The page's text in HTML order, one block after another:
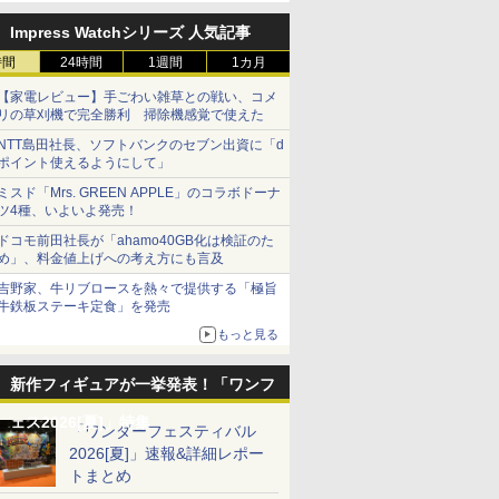
Impress Watchシリーズ 人気記事
24時間 1週間 1カ月
家電レビュー】手ごわい雑草との戦い、コメ
の草刈機で完全勝利 掃除機感覚で使えた
島田社長、ソフトバンクのセブン出資に「d
イント使えるようにして」
スド「Mrs. GREEN APPLE」のコラボドーナ
4種、いよいよ発売！
コモ前田社長が「ahamo40GB化は検証のた
」、料金値上げへの考え方にも言及
野家、牛リブロースを熱々で提供する「極旨
鉄板ステーキ定食」を発売
もっと見る
新作フィギュアが一挙発表！「ワンフ
ェス2026[夏]」特集「ワンダーフェスティバル
2026[夏]」速報&詳細レポー
トまとめ